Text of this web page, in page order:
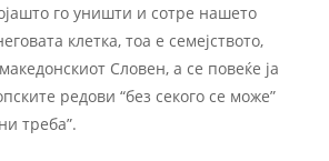
го уништи и сотре нашето
клетка, тоа е семејството,
Словен, а се повеќе ја
редови “без секого се може”
треба”.